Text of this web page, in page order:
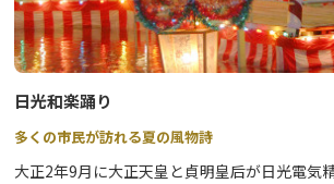
日光和楽踊り
多くの市民が訪れる夏の風物詩
大正2年9月に大正天皇と貞明皇后が日光電